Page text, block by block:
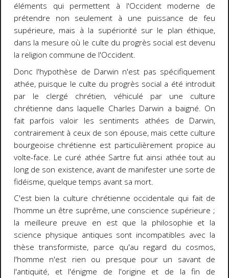
éléments qui permettent à l'Occident moderne de
prétendre non seulement à une puissance de feu
supérieure, mais à la supériorité sur le plan éthique,
dans la mesure où le culte du progrès social est devenu
la religion commune de l'Occident.
Donc l'hypothèse de Darwin n'est pas spécifiquement
athée, puisque le culte du progrès social a été introduit
par le clergé chrétien, véhiculé par une culture
chrétienne dans laquelle Charles Darwin a baigné. On
fait parfois valoir les sentiments athées de Darwin,
contrairement à ceux de son épouse, mais cette culture
bourgeoise chrétienne est particulièrement propice au
volte-face. Le curé athée Sartre fut ainsi athée tout au
long de son existence, avant de manifester une sorte de
fidéisme, quelque temps avant sa mort.
C'est bien la culture chrétienne occidentale qui fait de
l'homme un être suprême, une conscience supérieure ;
la meilleure preuve en est que la philosophie et la
science physique antiques sont incompatibles avec la
thèse transformiste, parce qu'au regard du cosmos,
l'homme n'est rien ou presque pour un savant de
l'antiquité, et l'énigme de l'origine et de la fin de